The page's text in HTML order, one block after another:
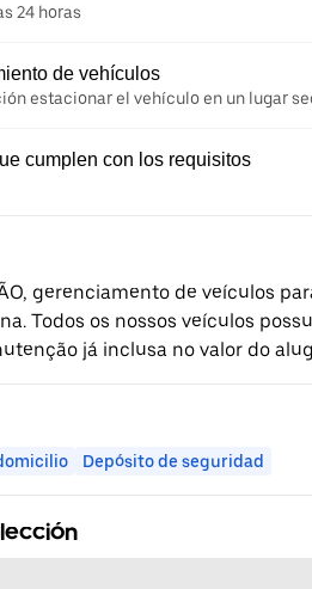
24 horas
de vehículos
estacionar el vehículo en un lugar
cumplen con los requisitos
gerenciamento de veículos
Todos os nossos veículos
já inclusa no valor do
Depósito de seguridad